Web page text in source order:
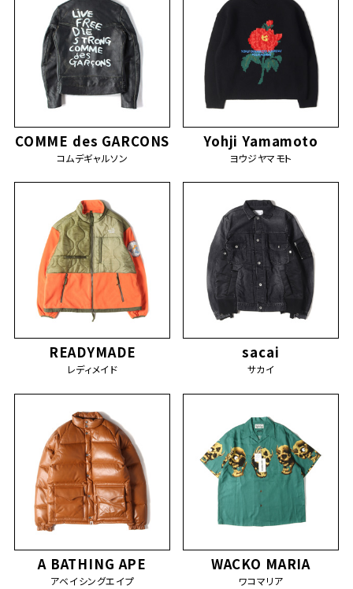
COMME des GARCONS
コムデギャルソン
Yohji Yamamoto
ヨウジヤマモト
READYMADE
レディメイド
sacai
サカイ
A BATHING APE
アベイシングエイプ
WACKO MARIA
ワコマリア